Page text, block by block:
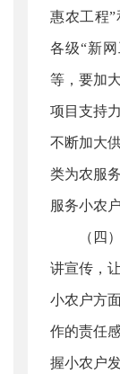
惠农工程”
各级“新
等，要加
项目支持
不断加大
类为农服
服务小农
（四
讲宣传，
小农户方
作的责任
握小农户